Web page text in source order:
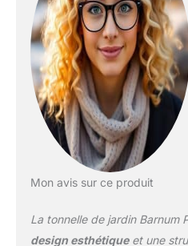
Mon avis sur ce produit
La tonnelle de jardin Barnum
design esthétiqueet une